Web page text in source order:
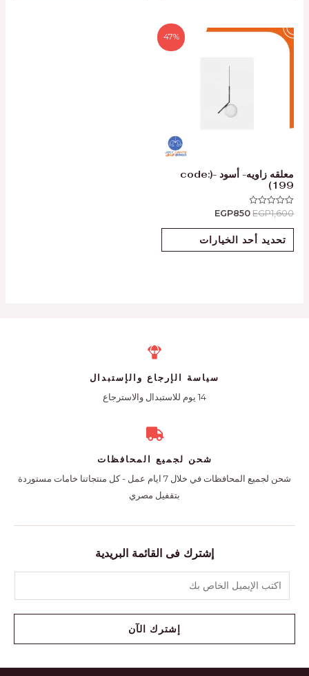
47%
معلقه زاويه- أسود -(code:
199)
تم
التقييم
0
من
EGP1,600
EGP850
تحديد أحد الخيارات
سياسة الإرجاع والإستبدال
14 يوم للاستبدال والاسترجاع
شحن لجميع المحافظات
شحن لجميع المحافظات في خلال 7 ايام عمل - كل منتجاتنا خامات مستوردة
بتقفيل مصري
إشترك فى القائمة البريدية
إشترك الآن